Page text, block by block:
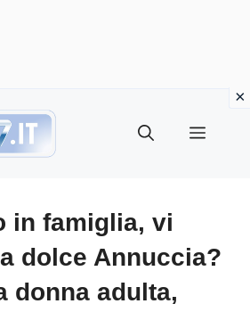
Menu
in famiglia, vi
dolce Annuccia?
donna adulta,